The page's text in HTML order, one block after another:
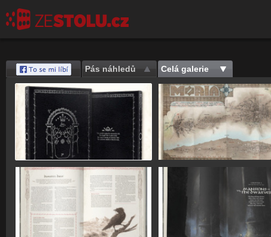
Pás náhledů Celá galerie
Save